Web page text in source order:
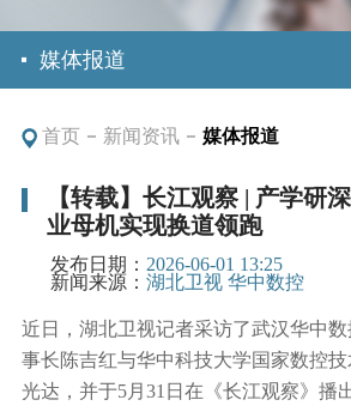
首页
关于我们
公司简介
董事长致辞
组织架构
企业文化
新闻资讯
行业动态
产品与应用
产品中心
投资者关系
媒体报道
首页 新闻资讯 媒体报道
【转载】长江观察 | 产学研
业母机实现换道领跑
发布日期： 2026-06-01 13:25
新闻来源： 湖北卫视 华中数控
近日，湖北卫视记者采访了武汉华中
事长陈吉红与华中科技大学国家数控
光达，并于5月31日在《长江观察》播出